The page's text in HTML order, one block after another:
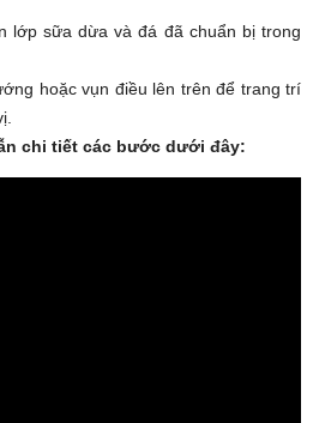
lớp sữa dừa và đá đã chuẩn bị trong
hoặc vụn điều lên trên để trang trí
chi tiết các bước dưới đây: